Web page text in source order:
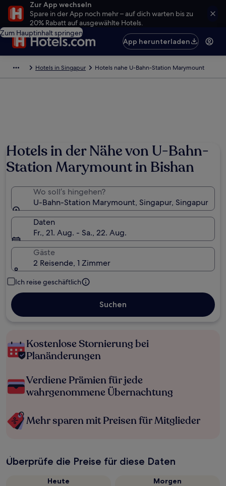
Zur App wechseln
Spare in der App noch mehr – auf dich warten bis zu
20% Rabatt auf ausgewählte Hotels.
Zum Hauptinhalt springen
App herunterladen
Hotels in Singapur Hotels nahe U-Bahn-Station Marymount
Hotels in der Nähe von U-Bahn-
Station Marymount in Bishan
Wo soll’s hingehen?
U-Bahn-Station Marymount, Singapur, Singapur
Daten
Fr., 21. Aug. - Sa., 22. Aug.
Gäste
2 Reisende, 1 Zimmer
Ich reise geschäftlich
Suchen
Kostenlose Stornierung bei
Planänderungen
Verdiene Prämien für jede
wahrgenommene Übernachtung
Mehr sparen mit Preisen für Mitglieder
Überprüfe die Preise für diese Daten
Heute
Morgen